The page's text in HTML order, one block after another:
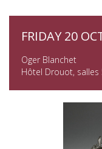
FRIDAY 20
Oger Blanchet
Hôtel Drouot, salles